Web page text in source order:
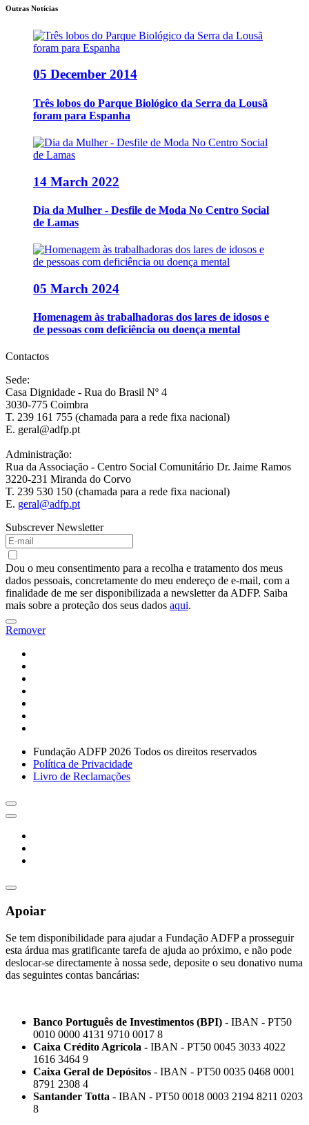
Outras Notícias
05 December 2014
Três lobos do Parque Biológico da Serra da Lousã
foram para Espanha
14 March 2022
Dia da Mulher - Desfile de Moda No Centro Social
de Lamas
05 March 2024
Homenagem às trabalhadoras dos lares de idosos e
de pessoas com deficiência ou doença mental
Contactos
Sede:
Casa Dignidade - Rua do Brasil Nº 4
3030-775 Coimbra
T. 239 161 755 (chamada para a rede fixa nacional)
E. geral@adfp.pt
Administração:
Rua da Associação - Centro Social Comunitário Dr. Jaime Ramos
3220-231 Miranda do Corvo
T. 239 530 150 (chamada para a rede fixa nacional)
E. geral@adfp.pt
Subscrever Newsletter
Dou o meu consentimento para a recolha e tratamento dos meus
dados pessoais, concretamente do meu endereço de e-mail, com a
finalidade de me ser disponibilizada a newsletter da ADFP. Saiba
mais sobre a proteção dos seus dados aqui.
Remover
Fundação ADFP 2026 Todos os direitos reservados
Política de Privacidade
Livro de Reclamações
Apoiar
Se tem disponibilidade para ajudar a Fundação ADFP a prosseguir
esta árdua mas gratificante tarefa de ajuda ao próximo, e não pode
deslocar-se directamente à nossa sede, deposite o seu donativo numa
das seguintes contas bancárias:
Banco Português de Investimentos (BPI) - IBAN - PT50
0010 0000 4131 9710 0017 8
Caixa Crédito Agrícola - IBAN - PT50 0045 3033 4022
1616 3464 9
Caixa Geral de Depósitos - IBAN - PT50 0035 0468 0001
8791 2308 4
Santander Totta - IBAN - PT50 0018 0003 2194 8211 0203
8